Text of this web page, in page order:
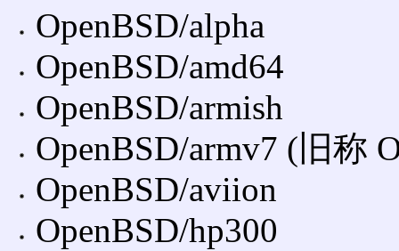
OpenBSD/alpha
OpenBSD/amd64
OpenBSD/armish
OpenBSD/armv7 (旧称
OpenBSD/aviion
OpenBSD/hp300